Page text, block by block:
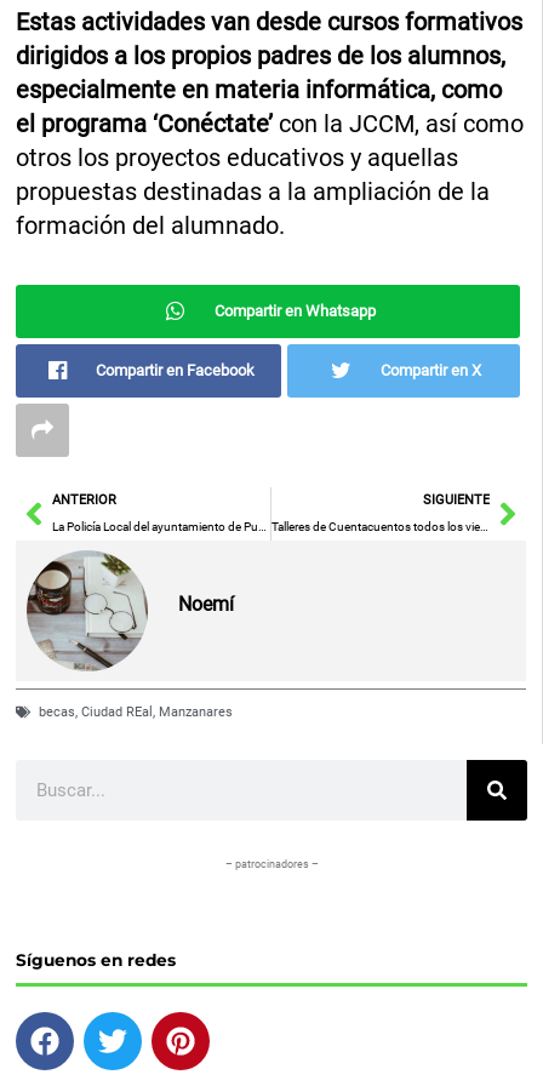
Estas actividades van desde cursos formativos
dirigidos a los propios padres de los alumnos,
especialmente en materia informática, como
el programa ‘Conéctate’ con la JCCM, así como
otros los proyectos educativos y aquellas
propuestas destinadas a la ampliación de la
formación del alumnado.
Compartir en Whatsapp
Compartir en Facebook Compartir en X
AntANTERIOR SIGUIENTE
Noemí
becas,Ciudad REal, Manzanares
– patrocinadores –
Síguenos en redes
F
a
T
w
P
i